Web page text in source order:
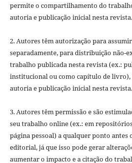
permite o compartilhamento do
autoria e publicação inicial nesta revista.
2. Autores têm autorização para
separadamente, para distribuição não-
trabalho publicada nesta revista (ex.:
institucional ou como capítulo de livro),
autoria e publicação inicial nesta revista.
3. Autores têm permissão e são
seu trabalho online (ex.: em
página pessoal) a qualquer ponto antes
editorial, já que isso pode gerar
aumentar o impacto e a citação do